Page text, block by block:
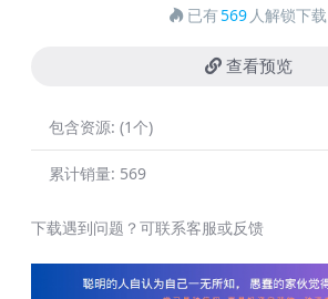
已有569 人解锁下载
查看预览
包含资源: (1个)
累计销量: 569
下载遇到问题？可联系客服或反馈